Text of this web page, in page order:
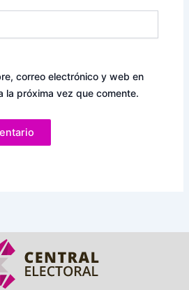
correo electrónico y web en
la próxima vez que comente.